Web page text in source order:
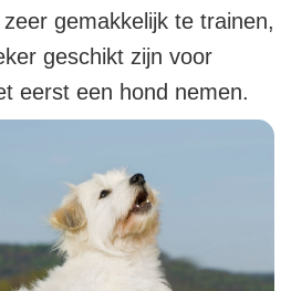
gemakkelijk te trainen,
geschikt zijn voor
eerst een hond nemen.